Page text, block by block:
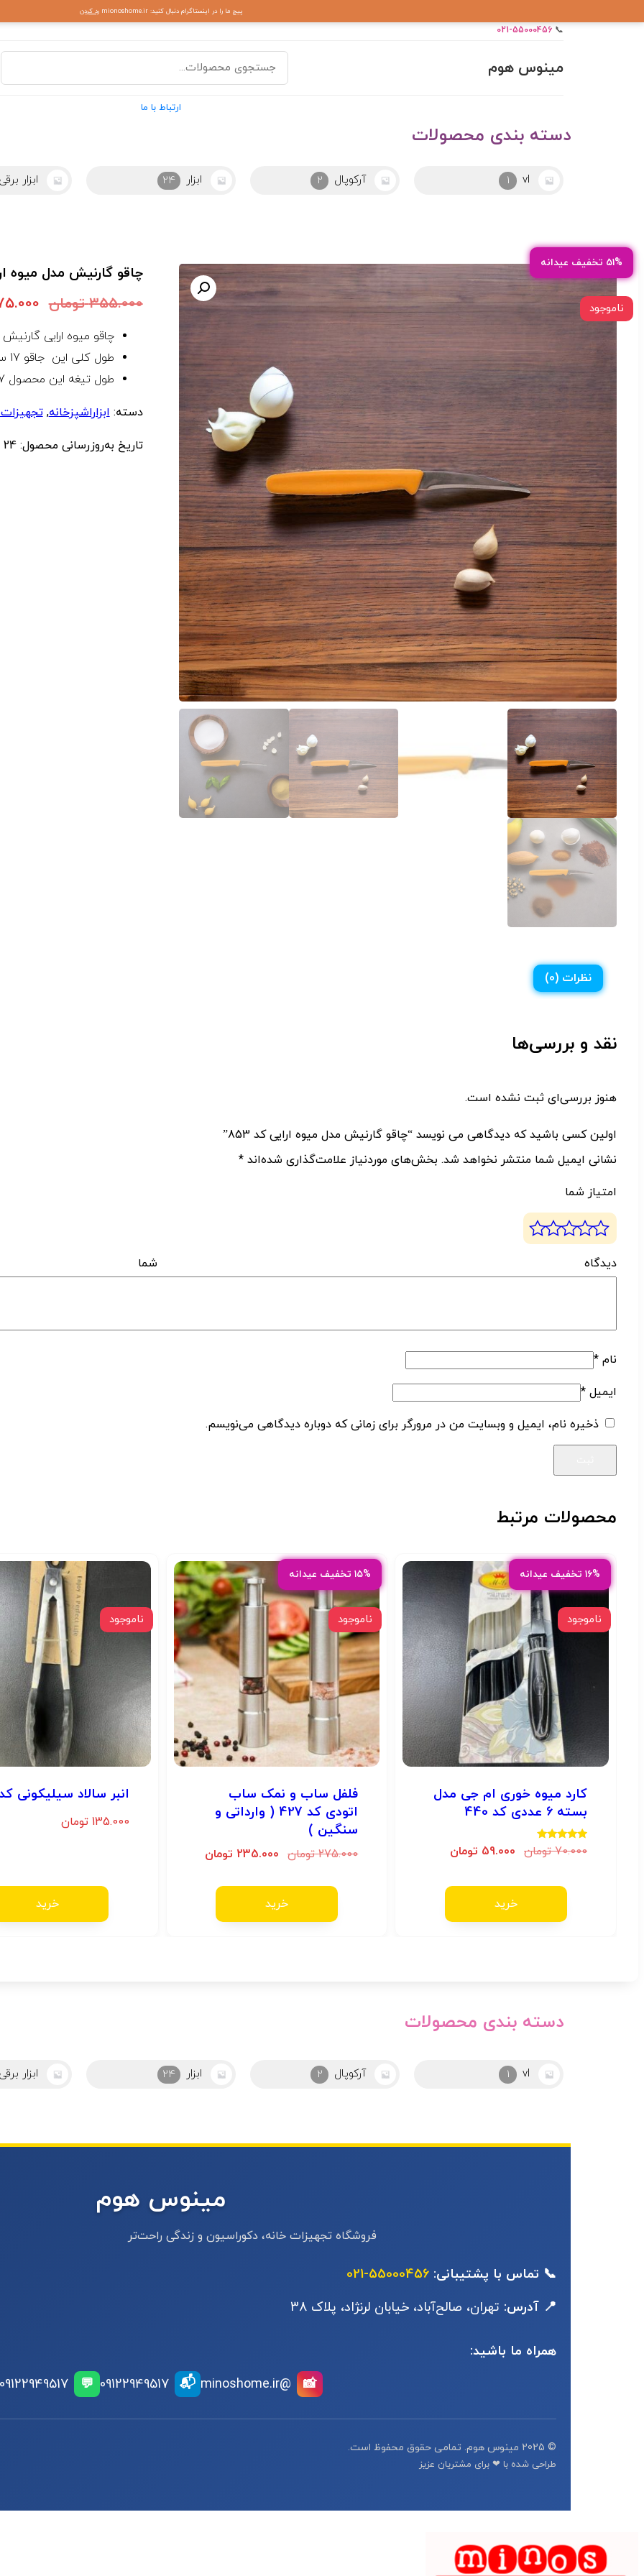
پیج ما را در اینستاگرام دنبال کنید: mionoshome.ir رد کردن
📞
021-55000456
مینوس هوم
ارتباط با ما
دسته بندی محصولات
آرکوپال ابزار 24 ابزار برقی
۵۱% تخفیف عیدانه
چاقو گارنیش مدل میوه
355.000 تومان
چاقو میوه ارایی
طول کلی این جاقو 17 سانت است
طول تیغه این محصول 7 سانت میباشد
ناموجود
دسته:ابزاراشپزخانه,
تاریخ به‌روزرسانی محصول: 24 شهریور 1404
نظرات (0)
نقد و بررسی‌ها
هنوز بررسی‌ای ثبت نشده است.
اولین کسی باشید که دیدگاهی می نویسد “چاقو گارنیش مدل میوه ارایی کد 853”
نشانی ایمیل شما منتشر نخواهد شد. بخش‌های موردنیاز علامت‌گذاری شده‌اند *
امتیاز شما
دیدگاه
نام *
ایمیل *
ذخیره نام، ایمیل و وبسایت من در مرورگر برای زمانی که دوباره دیدگاهی می‌نویسم.
محصولات مرتبط
۱۶% تخفیف عیدانه
ناموجود
کارد میوه خوری ام جی مدل
بسته 6 عددی کد 440
امتیاز
70.000 تومان 59.000 تومان
خرید
۱۵% تخفیف عیدانه
ناموجود
فلفل ساب و نمک ساب
اتودی کد 427 ( وارداتی و
سنگین )
275.000 تومان 235.000 تومان
خرید
ناموجود
انبر سالاد سیلیکونی کد
135.000 تومان
خرید
دسته بندی محصولات
آرکوپال ابزار 24 ابزار برقی
مینوس هوم
فروشگاه تجهیزات خانه، دکوراسیون و زندگی راحت‌تر
📞 تماس با پشتیبانی: 55000456-021
📍 آدرس: تهران، صالح‌آباد، خیابان لرنژاد، پلاک 38
همراه ما باشید:
📸
@minoshome.ir
📬
09122949517
💬
09122949517
© 2025 مینوس هوم. تمامی حقوق محفوظ است.
طراحی شده با ❤ برای مشتریان عزیز